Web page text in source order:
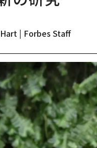
| Forbes Staff